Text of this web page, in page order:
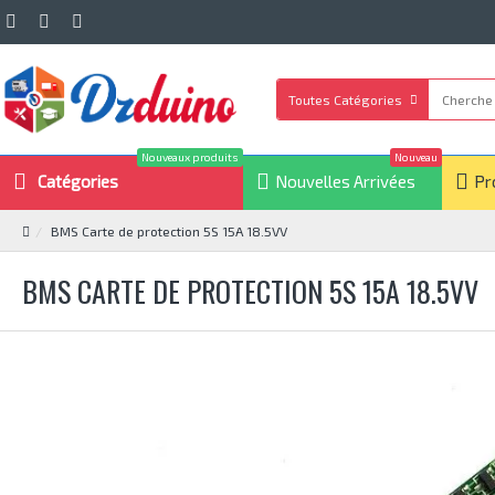
Toutes Catégories
Catégories
Nouveaux produits
Nouvelles Arrivées
Nouveau
BMS Carte de protection 5S 15A 18.5VV
BMS CARTE DE PROTECTION 5S 15A 18.5VV